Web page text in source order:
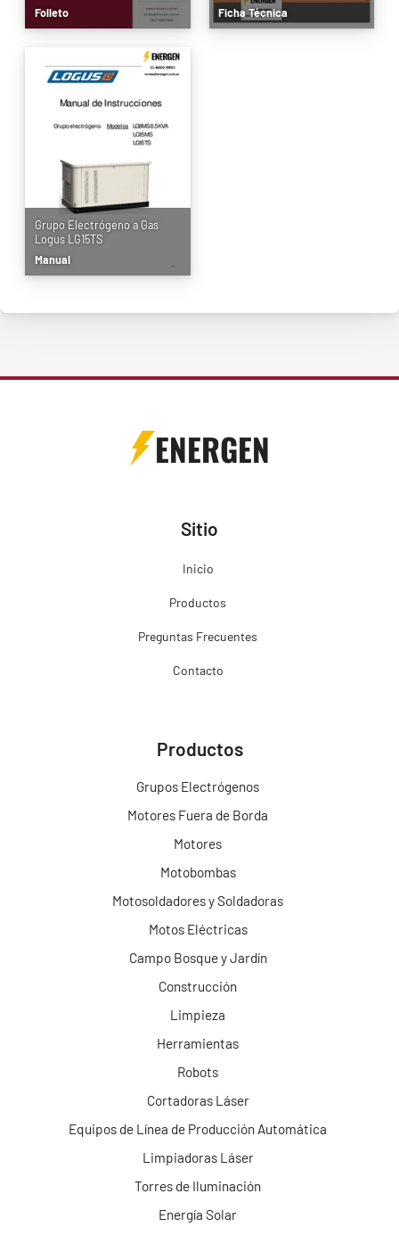
Folleto
Ficha Técnica
Grupo Electrógeno a Gas
Logus LG15TS
Manual
ENERGEN
Sitio
Inicio
Productos
Preguntas Frecuentes
Contacto
Productos
Grupos Electrógenos
Motores Fuera de Borda
Motores
Motobombas
Motosoldadores y Soldadoras
Motos Eléctricas
Campo Bosque y Jardín
Construcción
Limpieza
Herramientas
Robots
Cortadoras Láser
Equipos de Línea de Producción Automática
Limpiadoras Láser
Torres de Iluminación
Energía Solar